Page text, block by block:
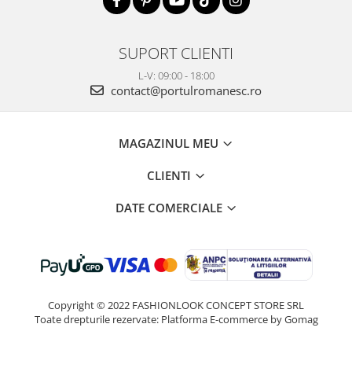
SUPORT CLIENTI
L-V: 09:00 - 18:00
contact@portulromanesc.ro
MAGAZINUL MEU
CLIENTI
DATE COMERCIALE
Copyright © 2022 FASHIONLOOK CONCEPT STORE SRL
Toate drepturile rezervate: Platforma E-commerce by Gomag